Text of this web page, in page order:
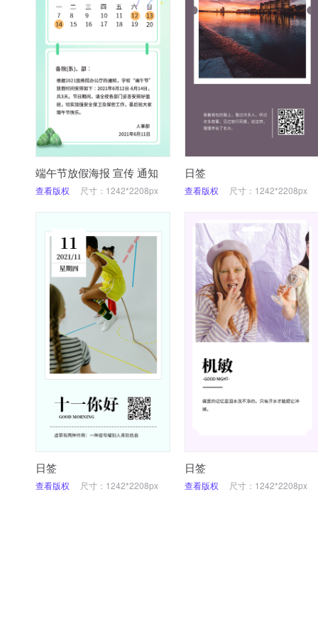
端午节放假海报 宣传 通知
查看版权 尺寸：1242*2208px
日签
查看版权 尺寸：1242*2208px
日签
查看版权 尺寸：1242*2208px
日签
查看版权 尺寸：1242*2208px